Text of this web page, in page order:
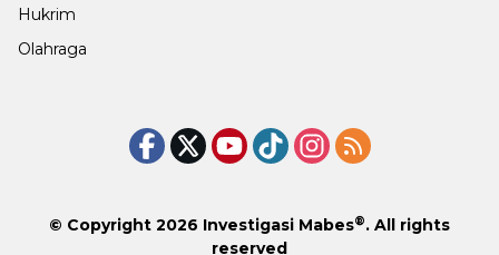
Hukrim
Olahraga
© Copyright 2026 Investigasi Mabes®. All rights
reserved